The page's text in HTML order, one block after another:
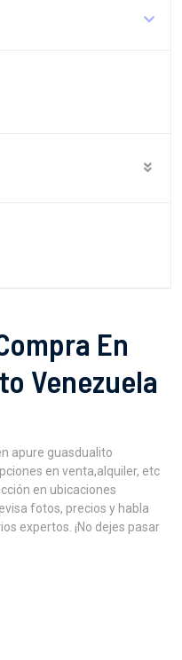
En
Venezuela
apure guasdualito
en venta,alquiler, etc
en ubicaciones
fotos, precios y habla
expertos. ¡No dejes pasar